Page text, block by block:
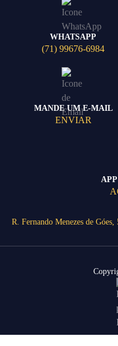
WHATSAPP
(71) 99676-6984
MANDE UM E-MAIL
ENVIAR
R. Fernando Menezes de